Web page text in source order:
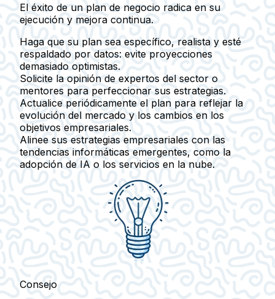
El éxito de un plan de negocio radica en su
ejecución y mejora continua.
Haga que su plan sea específico, realista y esté
respaldado por datos: evite proyecciones
demasiado optimistas.
Solicite la opinión de expertos del sector o
mentores para perfeccionar sus estrategias.
Actualice periódicamente el plan para reflejar la
evolución del mercado y los cambios en los
objetivos empresariales.
Alinee sus estrategias empresariales con las
tendencias informáticas emergentes, como la
adopción de IA o los servicios en la nube.
Consejo